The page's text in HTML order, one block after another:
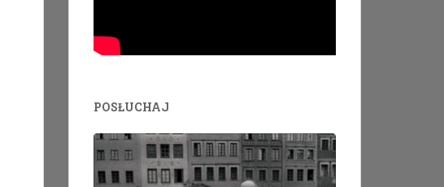
POSŁUCHAJ
Odtwarzacz
plików
dźwiękowych